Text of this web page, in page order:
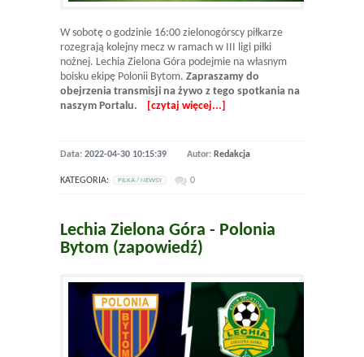
W sobotę o godzinie 16:00 zielonogórscy piłkarze
rozegrają kolejny mecz w ramach w III ligi piłki
nożnej. Lechia Zielona Góra podejmie na własnym
boisku ekipę Polonii Bytom. Zapraszamy do
obejrzenia transmisji na żywo z tego spotkania na
naszym Portalu.
[czytaj więcej...]
Data: 2022-04-30 10:15:39 Autor: Redakcja
KATEGORIA: PILKA / NEWSY 0
Lechia Zielona Góra - Polonia
Bytom (zapowiedź)